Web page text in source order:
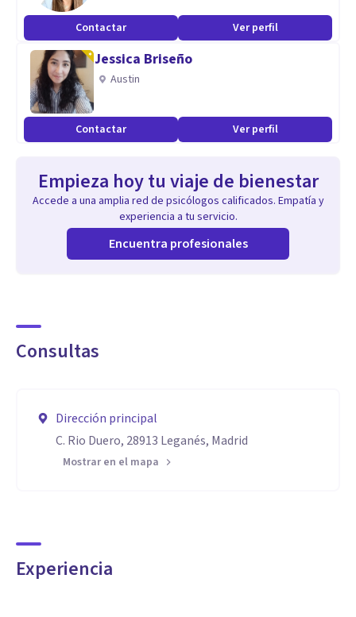
Contactar Ver perfil
Jessica Briseño
Austin
Contactar Ver perfil
Empieza hoy tu viaje de bienestar
Accede a una amplia red de psicólogos calificados. Empatía y
experiencia a tu servicio.
Encuentra profesionales
Consultas
Dirección principal
C. Rio Duero, 28913 Leganés, Madrid
Mostrar en el mapa
Experiencia